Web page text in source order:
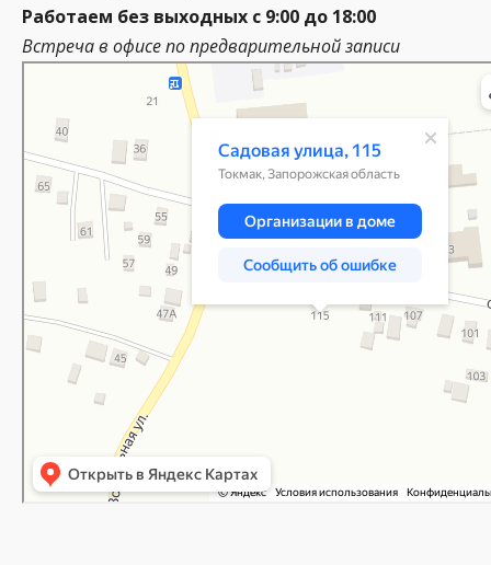
Работаем без выходных с 9:00 до 18:00
Встреча в офисе по предварительной записи
Садовая улица, 115 — Яндекс Карты